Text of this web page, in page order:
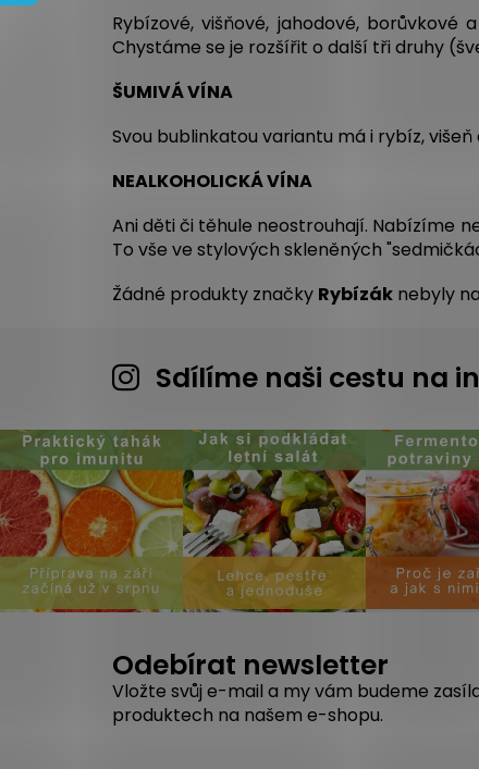
Rybízové, višňové, jahodové,
Chystáme se je rozšířit o další tři druhy
ŠUMIVÁ VÍNA
Svou bublinkatou variantu má i rybíz,
NEALKOHOLICKÁ VÍNA
Ani děti či těhule neostrouhají. Nabízíme
To vše ve stylových skleněných
Žádné produkty značky Rybízák nebyly
Sdílíme naši cestu na
Odebírat newsletter
Vložte svůj e-mail a my vám budeme
produktech na našem e-shopu.